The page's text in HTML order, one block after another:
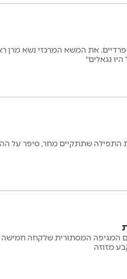
את המשא המרכזי נשא מרן
נגאלים"
התפילה שתתקיים מחר, סיפר על
המגיפה המסתורית שלקחה חמישה